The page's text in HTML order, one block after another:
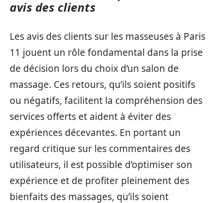
avis des clients
Les avis des clients sur les masseuses à Paris
11 jouent un rôle fondamental dans la prise
de décision lors du choix d’un salon de
massage. Ces retours, qu’ils soient positifs
ou négatifs, facilitent la compréhension des
services offerts et aident à éviter des
expériences décevantes. En portant un
regard critique sur les commentaires des
utilisateurs, il est possible d’optimiser son
expérience et de profiter pleinement des
bienfaits des massages, qu’ils soient